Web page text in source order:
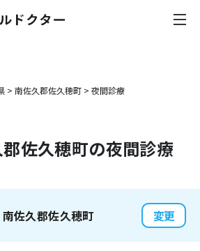
> 南佐久郡佐久穂町 > 夜間診療
佐久穂町の夜間診療
南佐久郡佐久穂町 変更